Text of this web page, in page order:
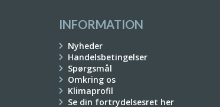
INFORMATION
Nyheder
Handelsbetingelser
Spørgsmål
Omkring os
Klimaprofil
Se din fortrydelsesret her